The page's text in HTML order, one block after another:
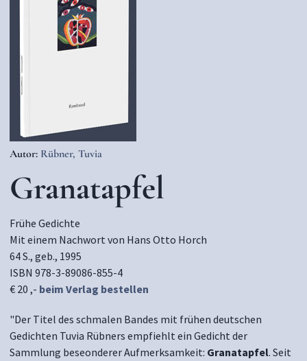
Autor: Rübner, Tuvia
Granatapfel
Frühe Gedichte
Mit einem Nachwort von Hans Otto Horch
64 S., geb., 1995
ISBN 978-3-89086-855-4
€ 20 ,- beim Verlag bestellen
"Der Titel des schmalen Bandes mit frühen deutschen
Gedichten Tuvia Rübners empfiehlt ein Gedicht der
Sammlung beseonderer Aufmerksamkeit: Granatapfel. Seit